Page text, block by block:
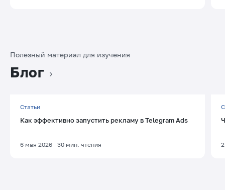
Полезный материал для изучения
Блог
Статьи
Как эффективно запустить рекламу в Telegram Ads
6 мая 2026 30 мин. чтения